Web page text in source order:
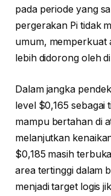
pada periode yang
pergerakan Pi tidak
umum, memperkuat
lebih didorong oleh
Dalam jangka
level $0,165 sebagai
mampu bertahan di
melanjutkan
$0,185 masih
area tertinggi dalam
menjadi target logis